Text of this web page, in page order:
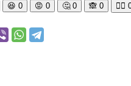
😆 0 😡 0 🤔 0 🙈 0 🧘‍♀️